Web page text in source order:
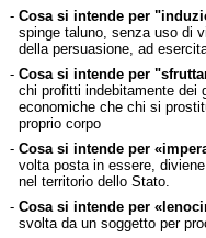
- Cosa si intende per
spinge taluno, senza uso di
della persuasione, ad
- Cosa si intende per
chi profitti indebitamente dei
economiche che chi si
proprio corpo
- Cosa si intende per
volta posta in essere,
nel territorio dello Stato.
- Cosa si intende per
svolta da un soggetto per